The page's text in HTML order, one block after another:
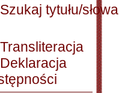
Szukaj tytułu/słowa
Transliteracja
Deklaracja